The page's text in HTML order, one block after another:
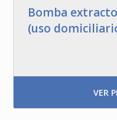
Bomba
(uso
VER